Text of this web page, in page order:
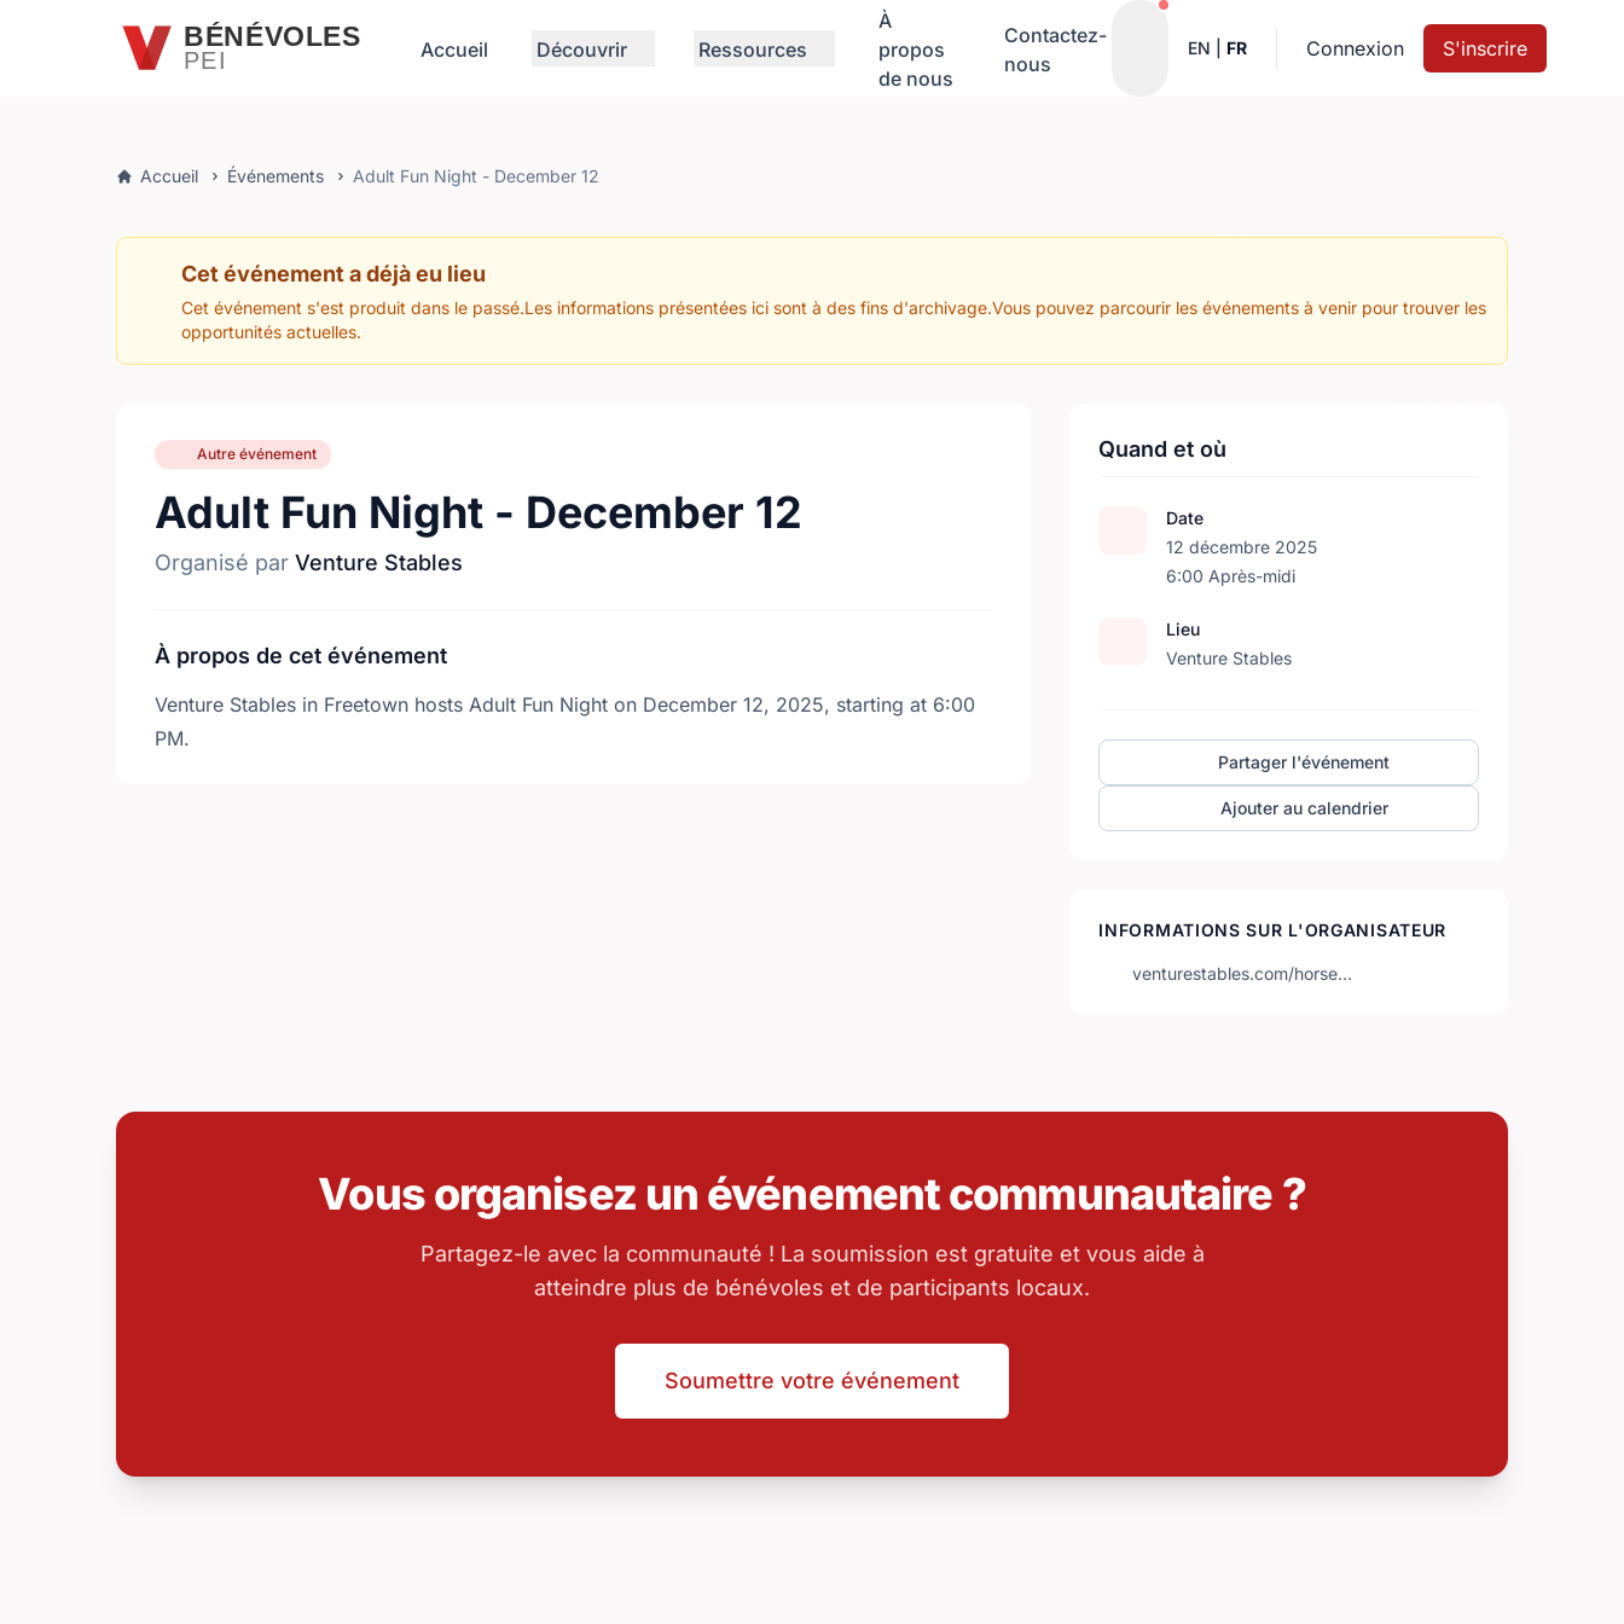
Passer au contenu principalBÉNÉVOLES
PEI Accueil Découvrir Ressources
À
propos
de nous
Contactez-
nous
Notifications actives
EN FR Connexion S'inscrire
Accueil Événements Adult Fun Night - December 12
Cet événement a déjà eu lieu
Cet événement s'est produit dans le passé.Les informations présentées ici sont à des fins d'archivage.Vous pouvez parcourir les événements à venir pour trouver les
opportunités actuelles.
Autre événement
Adult Fun Night - December 12
Organisé par Venture Stables
À propos de cet événement
Venture Stables in Freetown hosts Adult Fun Night on December 12, 2025, starting at 6:00
PM.
Quand et où
Date
12 décembre 2025
6:00 Après-midi
Lieu
Venture Stables
Partager l'événement
Ajouter au calendrier
INFORMATIONS SUR L'ORGANISATEUR
venturestables.com/horse…
Vous organisez un événement communautaire ?
Partagez-le avec la communauté ! La soumission est gratuite et vous aide à
atteindre plus de bénévoles et de participants locaux.
Soumettre votre événement